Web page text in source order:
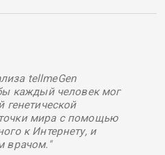
tellmeGen
каждый человек мог
генетической
мира с помощью
к Интернету, и
врачом."